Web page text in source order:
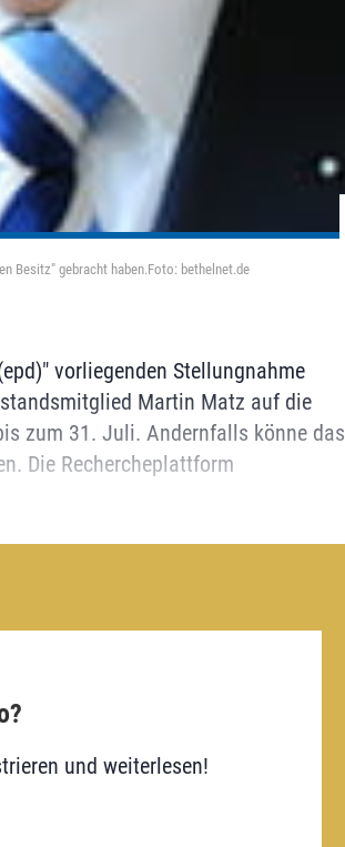
Besitz" gebracht haben.Foto: bethelnet.de
vorliegenden Stellungnahme
Martin Matz auf die
zum 31. Juli. Andernfalls könne das
Die Rechercheplattform
und weiterlesen!